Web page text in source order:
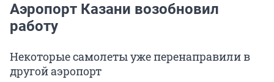
Аэропорт Казани возобновил
работу
Некоторые самолеты уже перенаправили в
другой аэропорт